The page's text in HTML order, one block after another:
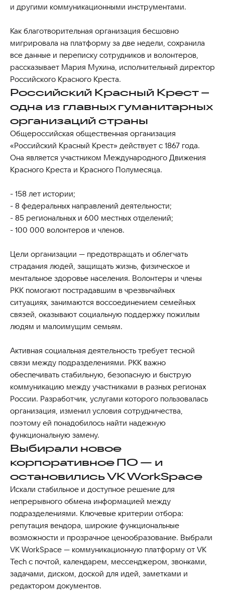
и другими коммуникационными инструментами.
Как благотворительная организация бесшовно
мигрировала на платформу за две недели, сохранила
все данные и переписку сотрудников и волонтеров,
рассказывает Мария Мухина, исполнительный директор
Российского Красного Креста.
Российский Красный Крест –
одна из главных гуманитарных
организаций страны
Общероссийская общественная организация
«Российский Красный Крест» действует с 1867 года.
Она является участником Международного Движения
Красного Креста и Красного Полумесяца.
- 158 лет истории;
- 8 федеральных направлений деятельности;
- 85 региональных и 600 местных отделений;
- 100 000 волонтеров и членов.
Цели организации — предотвращать и облегчать
страдания людей, защищать жизнь, физическое и
ментальное здоровье населения. Волонтеры и члены
РКК помогают пострадавшим в чрезвычайных
ситуациях, занимаются воссоединением семейных
связей, оказывают социальную поддержку пожилым
людям и малоимущим семьям.
Активная социальная деятельность требует тесной
связи между подразделениями. РКК важно
обеспечивать стабильную, безопасную и быструю
коммуникацию между участниками в разных регионах
России. Разработчик, услугами которого пользовалась
организация, изменил условия сотрудничества,
поэтому ей понадобилось найти надежную
функциональную замену.
Выбирали новое
корпоративное ПО — и
остановились VK WorkSpace
Искали стабильное и доступное решение для
непрерывного обмена информацией между
подразделениями. Ключевые критерии отбора:
репутация вендора, широкие функциональные
возможности и прозрачное ценообразование. Выбрали
VK WorkSpace — коммуникационную платформу от VK
Tech с почтой, календарем, мессенджером, звонками,
задачами, диском, доской для идей, заметками и
редактором документов.